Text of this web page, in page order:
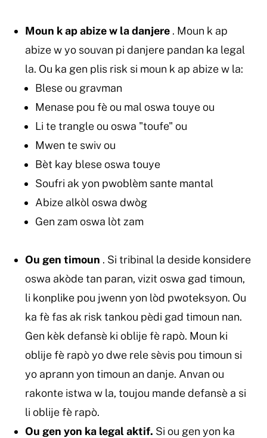
Moun k ap abize w la danjere. Moun k ap
abize w yo souvan pi danjere pandan ka legal
la. Ou ka gen plis risk si moun k ap abize w la:
Blese ou gravman
Menase pou fè ou mal oswa touye ou
Li te trangle ou oswa "toufe" ou
Mwen te swiv ou
Bèt kay blese oswa touye
Soufri ak yon pwoblèm sante mantal
Abize alkòl oswa dwòg
Gen zam oswa lòt zam
Ou gen timoun . Si tribinal la deside konsidere
oswa akòde tan paran, vizit oswa gad timoun,
li konplike pou jwenn yon lòd pwoteksyon. Ou
ka fè fas ak risk tankou pèdi gad timoun nan.
Gen kèk defansè ki oblije fè rapò. Moun ki
oblije fè rapò yo dwe rele sèvis pou timoun si
yo aprann yon timoun an danje. Anvan ou
rakonte istwa w la, toujou mande defansè a si
li oblije fè rapò.
Ou gen yon ka legal aktif. Si ou gen yon ka